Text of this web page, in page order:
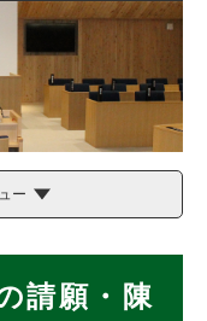
ー
請願・陳